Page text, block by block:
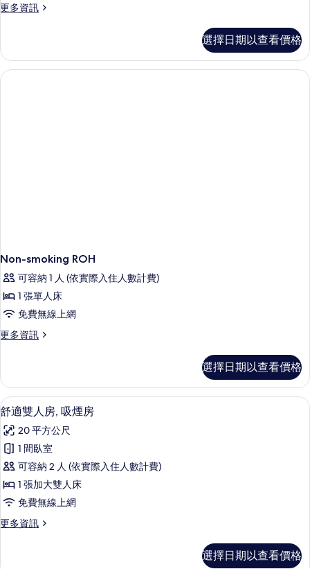
更多資訊
更
的
詳
情
選擇日期以查看價格
Non-smoking ROH
可容納 1 人 (依實際入住人數計費)
1 張單人床
免費無線上網
更多資訊
更
ROH
的
詳
選擇日期以查看價格
顯
示
舒
適
雙
人
吸
羽絨被、書桌、遮光布/窗簾、熨斗/熨
4
舒適雙人房, 吸煙房
20 平方公尺
1 間臥室
可容納 2 人 (依實際入住人數計費)
1 張加大雙人床
免費無線上網
更多資訊
更
選擇日期以查看價格